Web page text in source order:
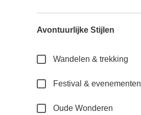
Avontuurlijke Stijlen
Wandelen & trekking
Festival & evenementen
Oude Wonderen